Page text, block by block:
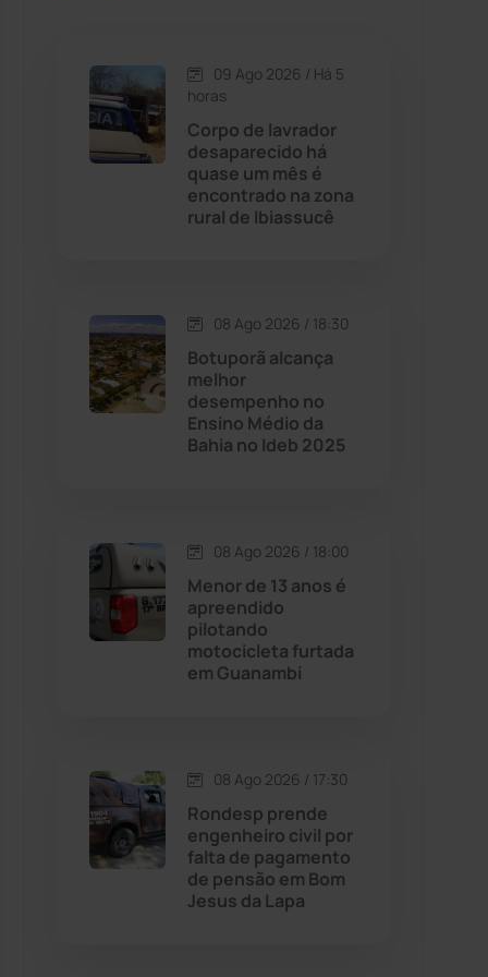
Caetité (1504)
Candiba
Cândido Sales (121)
Caturama
Chapada Diamantina
Contendas do Sincorá (79)
Cordeiros
Educação (232)
Érico Cardoso (82)
09 Ago 2026 / Há 5
horas
Corpo de lavrador
desaparecido há
quase um mês é
encontrado na zona
rural de Ibiassucê
08 Ago 2026 / 18:30
Botuporã alcança
melhor
desempenho no
Ensino Médio da
Bahia no Ideb 2025
08 Ago 2026 / 18:00
Menor de 13 anos é
apreendido
pilotando
motocicleta furtada
em Guanambi
08 Ago 2026 / 17:30
Rondesp prende
engenheiro civil por
falta de pagamento
de pensão em Bom
Jesus da Lapa